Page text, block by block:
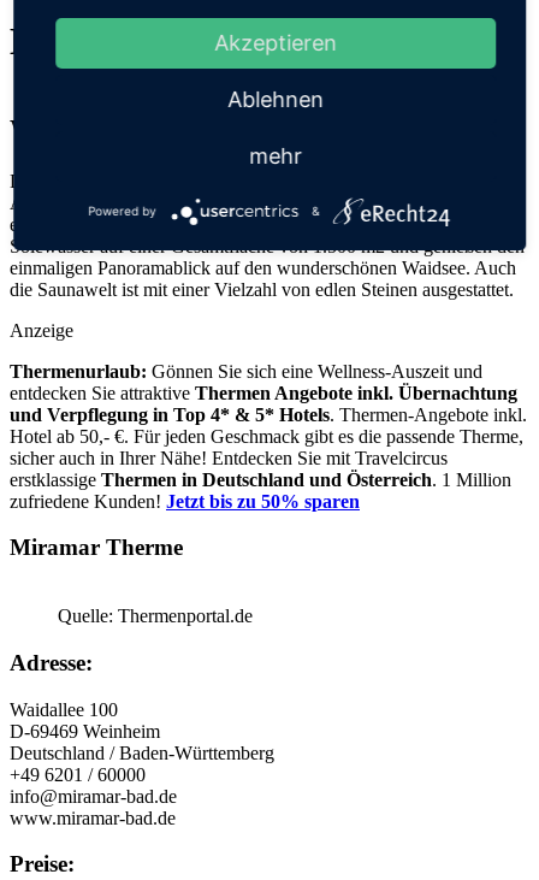
Miramar Therme
Weinheim
Die Miramar Salz & Kristall Therme bietet ein einzigartiges
Ambiente: Umgeben von einer Vielzahl an funkelnden Edelsteinen
entspannen die Besucher im warmen, mineralreichen Thermal-
Solewasser auf einer Gesamtfläche von 1.500 m2 und genießen den
einmaligen Panoramablick auf den wunderschönen Waidsee. Auch
die Saunawelt ist mit einer Vielzahl von edlen Steinen ausgestattet.
Anzeige
Thermenurlaub: Gönnen Sie sich eine Wellness-Auszeit und
entdecken Sie attraktive Thermen Angebote inkl. Übernachtung
und Verpflegung in Top 4* & 5* Hotels. Thermen-Angebote inkl.
Hotel ab 50,- €. Für jeden Geschmack gibt es die passende Therme,
sicher auch in Ihrer Nähe! Entdecken Sie mit Travelcircus
erstklassige Thermen in Deutschland und Österreich. 1 Million
zufriedene Kunden! Jetzt bis zu 50% sparen
Miramar Therme
Quelle: Thermenportal.de
Adresse:
Waidallee 100
D-69469 Weinheim
Deutschland / Baden-Württemberg
+49 6201 / 60000
info@miramar-bad.de
www.miramar-bad.de
Preise:
Akzeptieren
Ablehnen
mehr
Powered by &